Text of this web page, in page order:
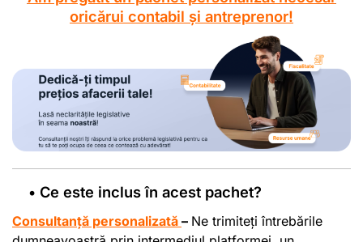
oricărui contabil și antreprenor!
• Ce este inclus în acest pachet?
Consultanță personalizată – Ne trimiteți întrebările